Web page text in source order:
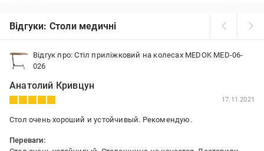
Відгуки: Столи медичні
Відгук про: Стіл приліжковий на колесах MEDOK MED-06-
026
Анатолий Кривцун
17.11.2021
Стол очень хороший и устойчивый. Рекомендую.
Переваги: